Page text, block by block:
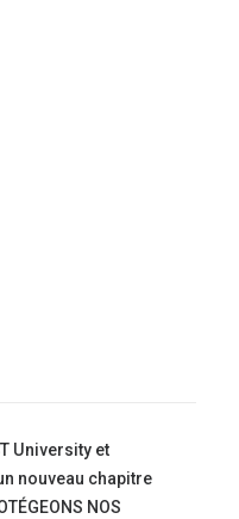
University et
nouveau chapitre
NOS